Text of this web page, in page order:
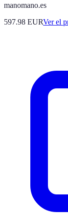
manomano.es
597.98 EURVer el